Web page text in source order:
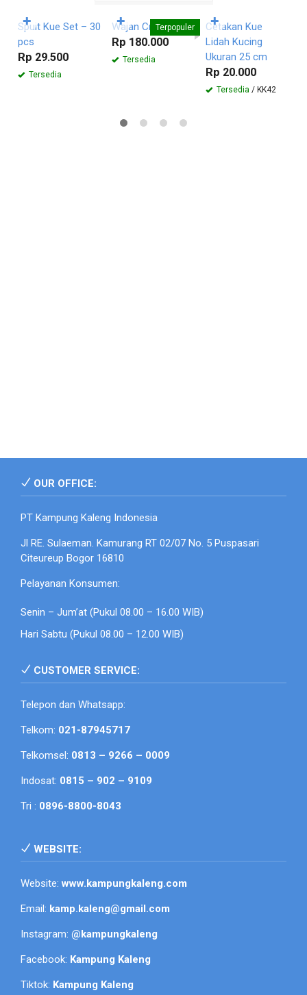
Spuit Kue Set – 30
pcs
Rp 29.500
Tersedia
✚ Terpopuler
Wajan Crepes
Rp 180.000
Tersedia
✚
Cetakan Kue
Lidah Kucing
Ukuran 25 cm
Rp 20.000
Tersedia / KK42
✚
OUR OFFICE:
PT Kampung Kaleng Indonesia
Jl RE. Sulaeman. Kamurang RT 02/07 No. 5 Puspasari
Citeureup Bogor 16810
Pelayanan Konsumen:
Senin – Jum’at (Pukul 08.00 – 16.00 WIB)
Hari Sabtu (Pukul 08.00 – 12.00 WIB)
CUSTOMER SERVICE:
Telepon dan Whatsapp:
Telkom: 021-87945717
Telkomsel: 0813 – 9266 – 0009
Indosat: 0815 – 902 – 9109
Tri : 0896-8800-8043
WEBSITE:
Website:www.kampungkaleng.com
Email: kamp.kaleng@gmail.com
Instagram: @kampungkaleng
Facebook: Kampung Kaleng
Tiktok: Kampung Kaleng